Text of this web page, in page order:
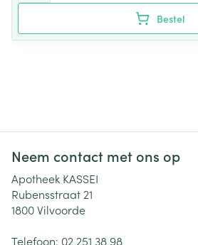
Bestel
Neem contact met ons op
Apotheek KASSEI
Rubensstraat 21
1800Vilvoorde
Telefoon: 02 251 38 98